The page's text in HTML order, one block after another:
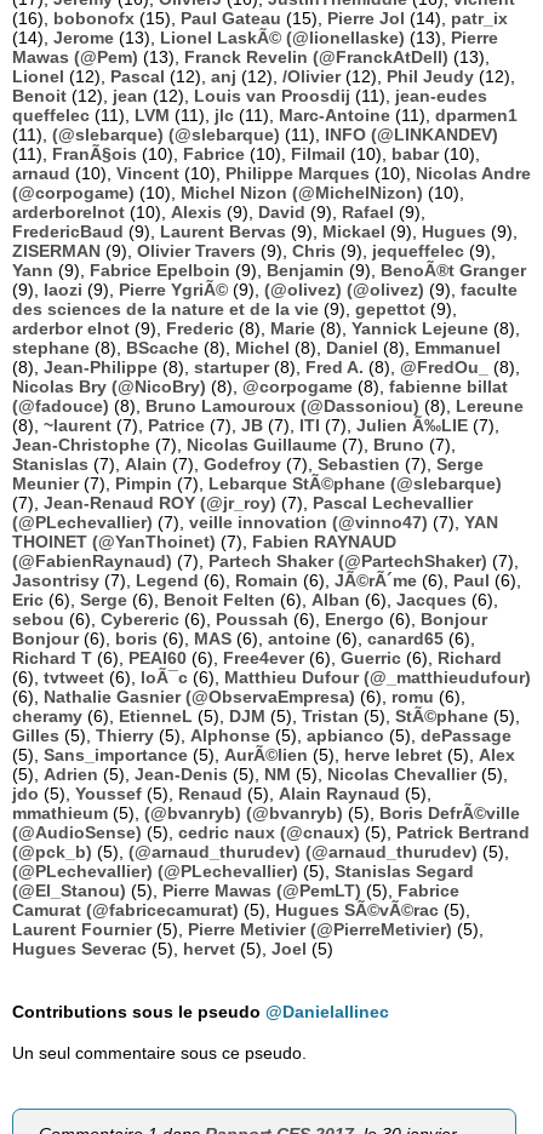
(16), bobonofx (15), Paul Gateau (15), Pierre Jol (14), patr_ix
(14), Jerome (13), Lionel LaskÃ© (@lionellaske) (13), Pierre
Mawas (@Pem) (13), Franck Revelin (@FranckAtDell) (13),
Lionel (12), Pascal (12), anj (12), /Olivier(12), Phil Jeudy (12),
Benoit (12), jean (12), Louis van Proosdij (11), jean-eudes
queffelec (11), LVM (11), jlc (11), Marc-Antoine (11), dparmen1
(11), (@slebarque) (@slebarque) (11), INFO (@LINKANDEV)
(11), FranÃ§ois (10), Fabrice (10), Filmail (10), babar(10),
arnaud (10), Vincent (10), Philippe Marques (10), Nicolas Andre
(@corpogame) (10), Michel Nizon (@MichelNizon) (10),
arderborelnot (10), Alexis (9), David (9), Rafael (9),
FredericBaud (9), Laurent Bervas (9), Mickael (9), Hugues (9),
ZISERMAN (9), Olivier Travers (9), Chris (9), jequeffelec (9),
Yann (9), Fabrice Epelboin (9), Benjamin (9), BenoÃ®t Granger
(9), laozi (9), Pierre YgriÃ© (9), (@olivez) (@olivez) (9), faculte
des sciences de la nature et de la vie (9), gepettot (9),
arderbor elnot (9), Frederic (8), Marie (8), Yannick Lejeune (8),
stephane (8), BScache (8), Michel (8), Daniel (8), Emmanuel
(8), Jean-Philippe (8), startuper(8), Fred A. (8), @FredOu_
(8),
Nicolas Bry (@NicoBry) (8), @corpogame (8), fabienne billat
(@fadouce) (8), Bruno Lamouroux (@Dassoniou) (8), Lereune
(8), ~laurent (7), Patrice (7), JB (7), ITI (7), Julien Ã‰LIE (7),
Jean-Christophe (7), Nicolas Guillaume (7), Bruno (7),
Stanislas (7), Alain (7), Godefroy (7), Sebastien (7), Serge
Meunier(7), Pimpin (7), Lebarque StÃ©phane (@slebarque)
(7), Jean-Renaud ROY (@jr_roy) (7), Pascal Lechevallier
(@PLechevallier) (7), veille innovation (@vinno47) (7), YAN
THOINET (@YanThoinet) (7), Fabien RAYNAUD
(@FabienRaynaud) (7), Partech Shaker (@PartechShaker) (7),
Jasontrisy (7), Legend (6), Romain (6), JÃ©rÃ´me (6), Paul (6),
Eric (6), Serge (6), Benoit Felten (6), Alban (6), Jacques (6),
sebou (6), Cybereric (6), Poussah (6), Energo (6), Bonjour
Bonjour(6), boris (6), MAS (6), antoine (6), canard65 (6),
Richard T (6), PEAI60 (6), Free4ever(6), Guerric (6), Richard
(6), tvtweet (6), loÃ¯c (6), Matthieu Dufour (@_matthieudufour)
(6), Nathalie Gasnier (@ObservaEmpresa) (6), romu (6),
cheramy (6), EtienneL (5), DJM (5), Tristan (5), StÃ©phane (5),
Gilles (5), Thierry (5), Alphonse (5), apbianco (5), dePassage
(5), Sans_importance (5), AurÃ©lien (5), herve lebret (5), Alex
(5), Adrien (5), Jean-Denis (5), NM (5), Nicolas Chevallier(5),
jdo (5), Youssef (5), Renaud (5), Alain Raynaud (5),
mmathieum (5), (@bvanryb) (@bvanryb) (5), Boris DefrÃ©ville
(@AudioSense) (5), cedric naux (@cnaux) (5), Patrick Bertrand
(@pck_b) (5), (@arnaud_thurudev) (@arnaud_thurudev) (5),
(@PLechevallier) (@PLechevallier) (5), Stanislas Segard
(@El_Stanou) (5), Pierre Mawas (@PemLT) (5), Fabrice
Camurat (@fabricecamurat) (5), Hugues SÃ©vÃ©rac (5),
Laurent Fournier(5), Pierre Metivier (@PierreMetivier) (5),
Hugues Severac (5), hervet (5), Joel (5)
Contributions sous le pseudo @DanielaIlinec
Un seul commentaire sous ce pseudo.